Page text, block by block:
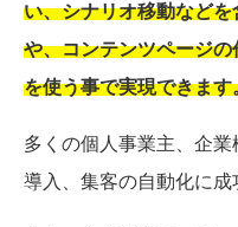
い、シナリオ移動など
や、コンテンツページ
を使う事で実現できます
多くの個人事業主、企
導入、集客の自動化に成